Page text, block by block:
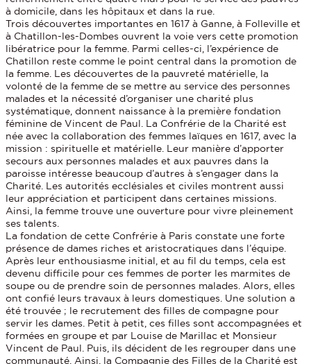
à domicile, dans les hôpitaux et dans la rue.
Trois découvertes importantes en 1617 à Ganne, à Folleville et
à Chatillon-les-Dombes ouvrent la voie vers cette promotion
libératrice pour la femme. Parmi celles-ci, l’expérience de
Chatillon reste comme le point central dans la promotion de
la femme. Les découvertes de la pauvreté matérielle, la
volonté de la femme de se mettre au service des personnes
malades et la nécessité d’organiser une charité plus
systématique, donnent naissance à la première fondation
féminine de Vincent de Paul. La Confrérie de la Charité est
née avec la collaboration des femmes laïques en 1617, avec la
mission : spirituelle et matérielle. Leur manière d’apporter
secours aux personnes malades et aux pauvres dans la
paroisse intéresse beaucoup d’autres à s’engager dans la
Charité. Les autorités ecclésiales et civiles montrent aussi
leur appréciation et participent dans certaines missions.
Ainsi, la femme trouve une ouverture pour vivre pleinement
ses talents.
La fondation de cette Confrérie à Paris constate une forte
présence de dames riches et aristocratiques dans l’équipe.
Après leur enthousiasme initial, et au fil du temps, cela est
devenu difficile pour ces femmes de porter les marmites de
soupe ou de prendre soin de personnes malades. Alors, elles
ont confié leurs travaux à leurs domestiques. Une solution a
été trouvée ; le recrutement des filles de compagne pour
servir les dames. Petit à petit, ces filles sont accompagnées et
formées en groupe et par Louise de Marillac et Monsieur
Vincent de Paul. Puis, ils décident de les regrouper dans une
communauté. Ainsi, la Compagnie des Filles de la Charité est